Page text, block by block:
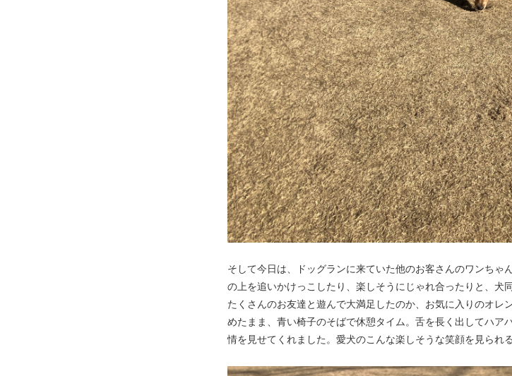
そして今日は、ドッグランに来ていた他のお客さんのワンちゃ
の上を追いかけっこしたり、楽しそうにじゃれ合ったりと、犬
たくさんのお友達と遊んで大満足したのか、お気に入りのオレ
めたまま、青い椅子のそばで休憩タイム。舌を長く出してハア
情を見せてくれました。愛犬のこんな楽しそうな笑顔を見られ